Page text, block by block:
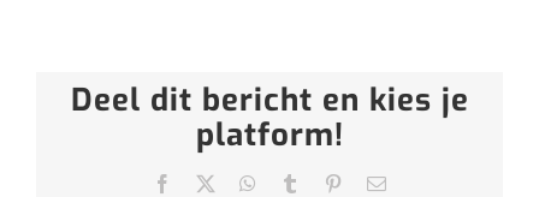
Deel dit bericht en kies je
platform!
Facebook WhatsApp
Tumblr Pinterest
E-